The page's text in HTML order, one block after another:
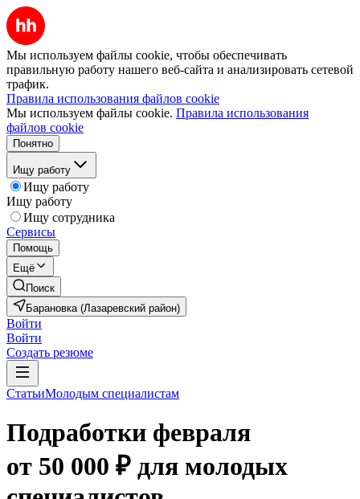
Мы используем файлы cookie, чтобы обеспечивать
правильную работу нашего веб-сайта и анализировать сетевой
трафик.
Правила использования файлов cookie
Мы используем файлы cookie. Правила использования
файлов cookie
Понятно
Ищу работу
Ищу работу
Ищу работу
Ищу сотрудника
Сервисы
Помощь
Ещё
Поиск
Барановка (Лазаревский район)
Войти
Войти
Создать резюме
СтатьиМолодым специалистам
Подработки февраля
от 50 000 ₽ для молодых